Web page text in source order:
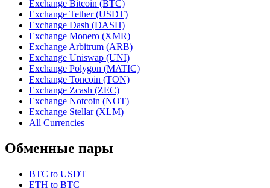
Exchange Bitcoin (BTC)
Exchange Tether (USDT)
Exchange Dash (DASH)
Exchange Monero (XMR)
Exchange Arbitrum (ARB)
Exchange Uniswap (UNI)
Exchange Polygon (MATIC)
Exchange Toncoin (TON)
Exchange Zcash (ZEC)
Exchange Notcoin (NOT)
Exchange Stellar (XLM)
All Currencies
Обменные пары
BTC to USDT
ETH to BTC